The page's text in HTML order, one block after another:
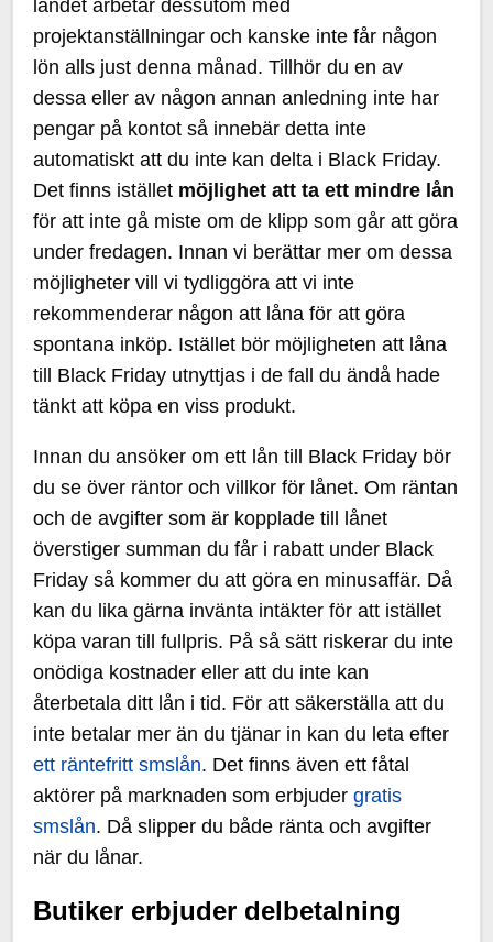
landet arbetar dessutom med
projektanställningar och kanske inte får någon
lön alls just denna månad. Tillhör du en av
dessa eller av någon annan anledning inte har
pengar på kontot så innebär detta inte
automatiskt att du inte kan delta i Black Friday.
Det finns istället möjlighet att ta ett mindre lån
för att inte gå miste om de klipp som går att göra
under fredagen. Innan vi berättar mer om dessa
möjligheter vill vi tydliggöra att vi inte
rekommenderar någon att låna för att göra
spontana inköp. Istället bör möjligheten att låna
till Black Friday utnyttjas i de fall du ändå hade
tänkt att köpa en viss produkt.
Innan du ansöker om ett lån till Black Friday bör
du se över räntor och villkor för lånet. Om räntan
och de avgifter som är kopplade till lånet
överstiger summan du får i rabatt under Black
Friday så kommer du att göra en minusaffär. Då
kan du lika gärna invänta intäkter för att istället
köpa varan till fullpris. På så sätt riskerar du inte
onödiga kostnader eller att du inte kan
återbetala ditt lån i tid. För att säkerställa att du
inte betalar mer än du tjänar in kan du leta efter
ett räntefritt smslån. Det finns även ett fåtal
aktörer på marknaden som erbjudergratis
smslån. Då slipper du både ränta och avgifter
när du lånar.
Butiker erbjuder delbetalning